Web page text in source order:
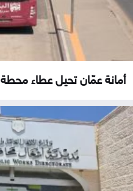
أمانة عمّان تحيل عطاء